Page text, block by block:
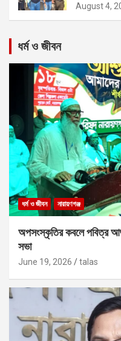
August 4,
ধর্ম ও জীবন
ধর্ম ও জীবন নারায়ণগঞ্জ
অপসংস্কৃতির কবলে পবিত্র
সভা
June 19, 2026 talas